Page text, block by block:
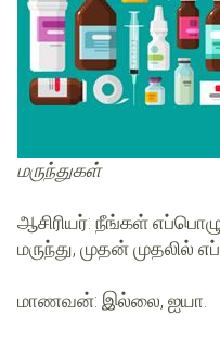
மருந்துகள்
ஆசிரியர்: நீங்கள்
மருந்து, முதன் முதலில்
மாணவன்: இல்லை, ஐயா.